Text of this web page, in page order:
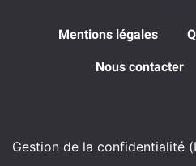
Mentions légales
Nous contacter
Gestion de la confidentialité